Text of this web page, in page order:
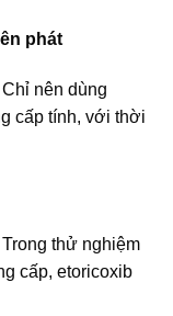
phát
nên dùng
cấp tính, với thời
thử nghiệm
cấp, etoricoxib